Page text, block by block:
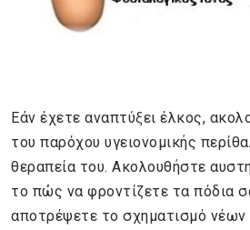
Εάν έχετε αναπτύξει έλκος,
του παρόχου υγειονομικής
θεραπεία του. Ακολουθήστε
το πώς να φροντίζετε τα πόδια
αποτρέψετε το σχηματισμό